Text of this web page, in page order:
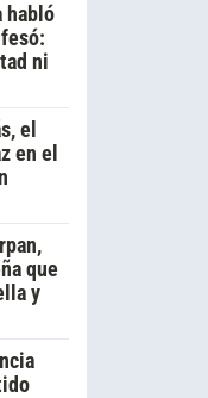
habló
ni
el
en el
que
y